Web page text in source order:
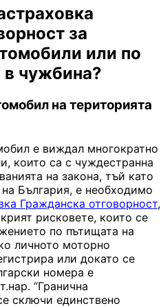
за
или по
в чужбина?
на територията
е виждал многократно
които са с чуждестранна
на закона, тъй като
България, е необходимо
Гражданска отговорност,
рисковете, които се
по пътищата на
личното моторно
или докато се
номера е
“Гранична
сключи единствено